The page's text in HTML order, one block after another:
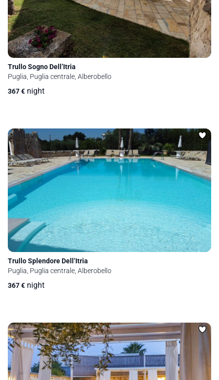
Trullo Sogno Dell’Itria
Puglia, Puglia centrale, Alberobello
367€ night
Trullo Splendore Dell’Itria
Puglia, Puglia centrale, Alberobello
367€ night